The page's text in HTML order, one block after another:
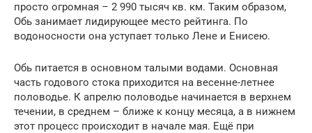
просто огромная – 2 990 тысяч кв. км. Таким образом,
Обь занимает лидирующее место рейтинга. По
водоносности она уступает только Лене и Енисею.
Обь питается в основном талыми водами. Основная
часть годового стока приходится на весенне-летнее
половодье. К апрелю половодье начинается в верхнем
течении, в среднем – ближе к концу месяца, а в нижнем
этот процесс происходит в начале мая. Ещё при